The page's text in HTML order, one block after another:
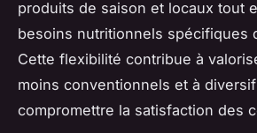
produits de saison et locaux tout
besoins nutritionnels spécifiques
Cette flexibilité contribue à
moins conventionnels et à
compromettre la satisfaction des